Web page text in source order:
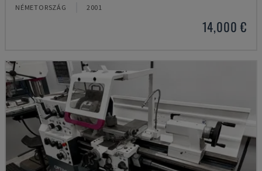
NÉMETORSZÁG 2001
14,000 €